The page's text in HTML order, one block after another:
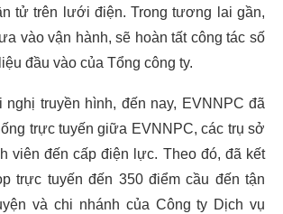
tử trên lưới điện. Trong tương lai gần,
vào vận hành, sẽ hoàn tất công tác số
đầu vào của Tổng công ty.
nghị truyền hình, đến nay, EVNNPC đã
trực tuyến giữa EVNNPC, các trụ sở
viên đến cấp điện lực. Theo đó, đã kết
trực tuyến đến 350 điểm cầu đến tận
và chi nhánh của Công ty Dịch vụ